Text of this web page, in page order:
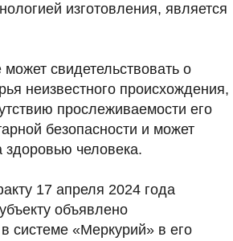
изготовления, является
свидетельствовать о
неизвестного происхождения,
прослеживаемости его
безопасности и может
здоровью человека.
17 апреля 2024 года
объявлено
системе «Меркурий» в его